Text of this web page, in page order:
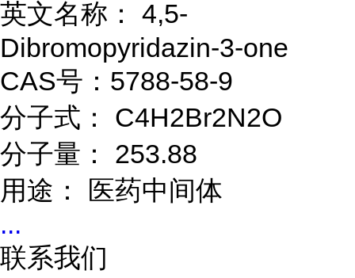
英文名称： 4,5-
Dibromopyridazin-3-one
CAS号：5788-58-9
分子式： C4H2Br2N2O
分子量： 253.88
用途： 医药中间体
...
联系我们